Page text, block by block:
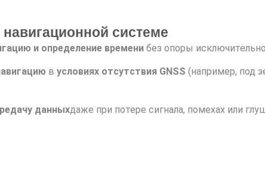
системе
и определение времени без опоры
в условиях отсутствия GNSS (например, под
данныхдаже при потере сигнала, помехах или